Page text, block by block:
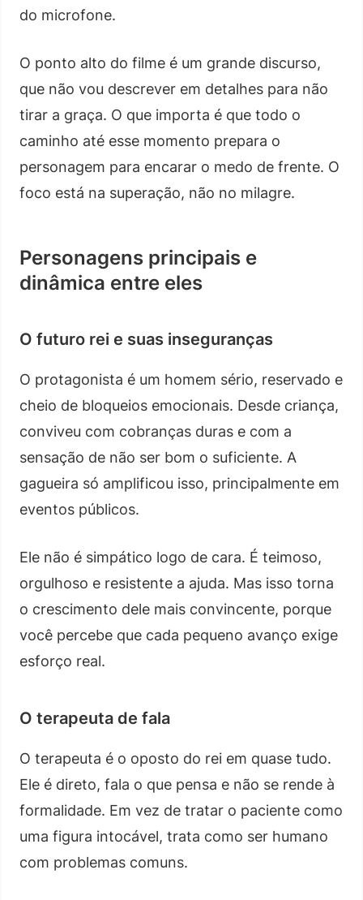
do microfone.
O ponto alto do filme é um grande discurso,
que não vou descrever em detalhes para não
tirar a graça. O que importa é que todo o
caminho até esse momento prepara o
personagem para encarar o medo de frente. O
foco está na superação, não no milagre.
Personagens principais e
dinâmica entre eles
O futuro rei e suas inseguranças
O protagonista é um homem sério, reservado e
cheio de bloqueios emocionais. Desde criança,
conviveu com cobranças duras e com a
sensação de não ser bom o suficiente. A
gagueira só amplificou isso, principalmente em
eventos públicos.
Ele não é simpático logo de cara. É teimoso,
orgulhoso e resistente a ajuda. Mas isso torna
o crescimento dele mais convincente, porque
você percebe que cada pequeno avanço exige
esforço real.
O terapeuta de fala
O terapeuta é o oposto do rei em quase tudo.
Ele é direto, fala o que pensa e não se rende à
formalidade. Em vez de tratar o paciente como
uma figura intocável, trata como ser humano
com problemas comuns.